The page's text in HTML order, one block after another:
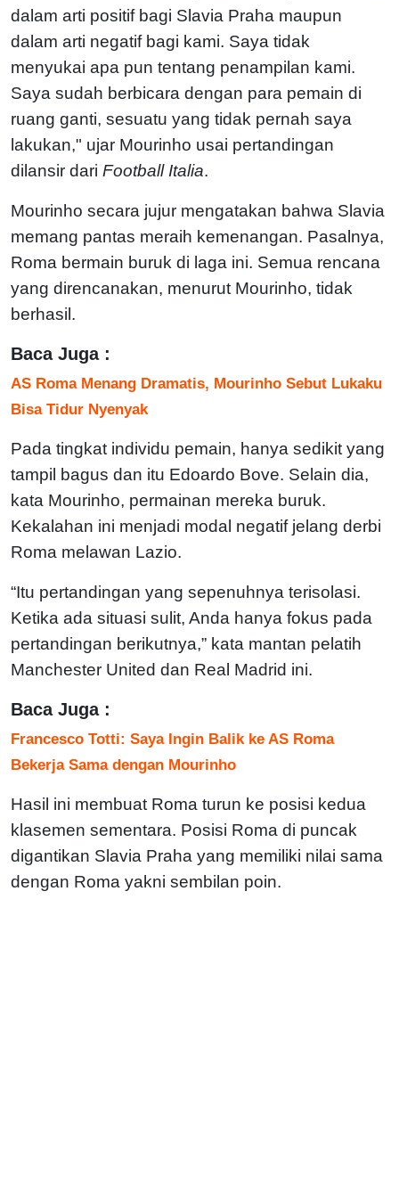
dalam arti positif bagi Slavia Praha maupun
dalam arti negatif bagi kami. Saya tidak
menyukai apa pun tentang penampilan kami.
Saya sudah berbicara dengan para pemain di
ruang ganti, sesuatu yang tidak pernah saya
lakukan," ujar Mourinho usai pertandingan
dilansir dari Football Italia.
Mourinho secara jujur mengatakan bahwa Slavia
memang pantas meraih kemenangan. Pasalnya,
Roma bermain buruk di laga ini. Semua rencana
yang direncanakan, menurut Mourinho, tidak
berhasil.
Baca Juga :
AS Roma Menang Dramatis, Mourinho Sebut Lukaku
Bisa Tidur Nyenyak
Pada tingkat individu pemain, hanya sedikit yang
tampil bagus dan itu Edoardo Bove. Selain dia,
kata Mourinho, permainan mereka buruk.
Kekalahan ini menjadi modal negatif jelang derbi
Roma melawan Lazio.
“Itu pertandingan yang sepenuhnya terisolasi.
Ketika ada situasi sulit, Anda hanya fokus pada
pertandingan berikutnya,” kata mantan pelatih
Manchester United dan Real Madrid ini.
Baca Juga :
Francesco Totti: Saya Ingin Balik ke AS Roma
Bekerja Sama dengan Mourinho
Hasil ini membuat Roma turun ke posisi kedua
klasemen sementara. Posisi Roma di puncak
digantikan Slavia Praha yang memiliki nilai sama
dengan Roma yakni sembilan poin.